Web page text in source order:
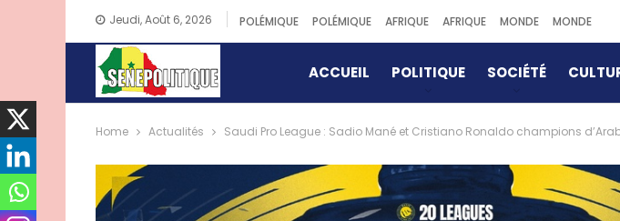
Jeudi, Août 6, 2026 POLÉMIQUE POLÉMIQUE AFRIQUE AFRIQUE MONDE MONDE
ACCUEIL POLITIQUE SOCIÉTÉ
Home Actualités Saudi Pro League : Sadio Mané et Cristiano Ronaldo champions